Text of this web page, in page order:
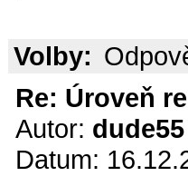
Volby:
Re: Úroveň
Autor: dude55
Datum: